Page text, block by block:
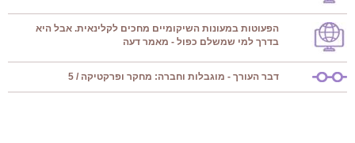
הפעוטות במעונות השיקומיים מחכים לקלינאית. אבל היא
בדרך למי שמשלם כפול - מאמר דעה
דבר העורך - מוגבלות וחברה: מחקר ופרקטיקה / 5